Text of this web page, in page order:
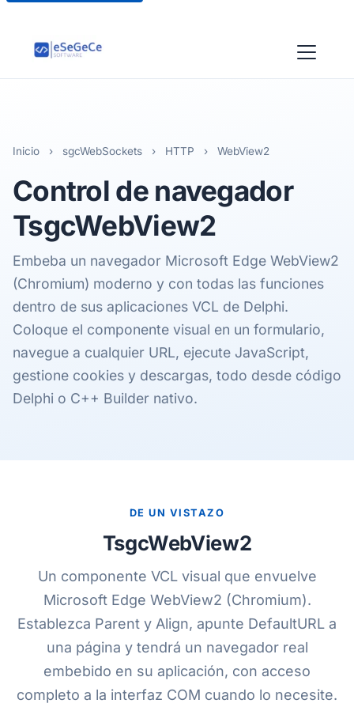
Inicio › sgcWebSockets › HTTP › WebView2
Control de navegador
TsgcWebView2
Embeba un navegador Microsoft Edge WebView2
(Chromium) moderno y con todas las funciones
dentro de sus aplicaciones VCL de Delphi.
Coloque el componente visual en un formulario,
navegue a cualquier URL, ejecute JavaScript,
gestione cookies y descargas, todo desde código
Delphi o C++ Builder nativo.
DE UN VISTAZO
TsgcWebView2
Un componente VCL visual que envuelve
Microsoft Edge WebView2 (Chromium).
Establezca Parent y Align, apunte DefaultURL a
una página y tendrá un navegador real
embebido en su aplicación, con acceso
completo a la interfaz COM cuando lo necesite.